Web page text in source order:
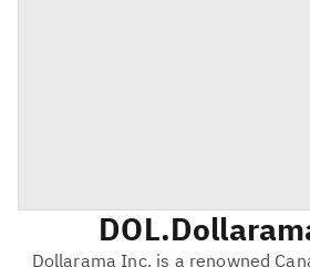
DOL
Dollarama Inc. is a renowned